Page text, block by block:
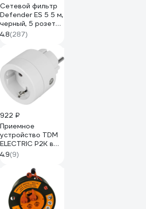
Сетевой фильтр
Defender ES 5 5 м,
черный, 5 розеток
99486
4.8(287)
922 ₽
Приемное
устройство TDM
ELECTRIC Р2К в
розетку - комп.
для
беспроводного
управления
нагрузкой
SQ1508-0212
4.9(9)